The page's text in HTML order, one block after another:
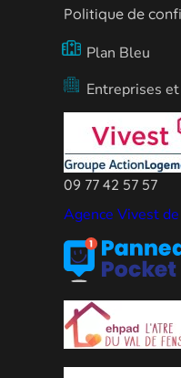
Politique de
Plan Bleu
Entreprises
09 77 42 57 57
Agence Vivest